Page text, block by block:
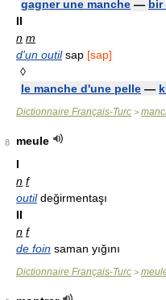
gagner une manche — bir
II
n m
d'un outilsap [sap]
◊
le manche d'une pelle —
Dictionnaire Français-Turc >
8
meule
I
n f
outildeğirmentaşı
II
n f
de foin saman yığını
Dictionnaire Français-Turc >